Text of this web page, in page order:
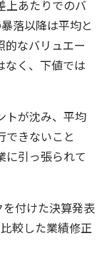
上あたりでのバ
落以降は平均と
的なバリュエー
なく、下値では
トが沈み、平均
できないこと
に引っ張られて
を付けた決算発表
較した業績修正